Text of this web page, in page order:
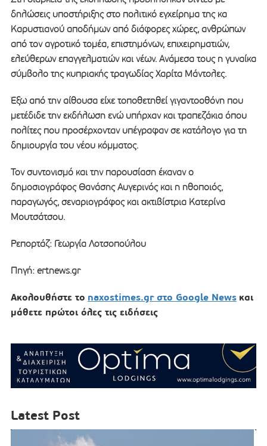
δηλώσεις υποστήριξης στο πολιτικό εγχείρημα της κα
Καρυστιανού αποδήμων από διάφορες χώρες, ανθρώπων
από τον αγροτικό τομέα, επιστημόνων, επιχειρηματιών,
ελεύθερων επαγγελματιών και νέων. Ανάμεσα τους η γυναίκα
σύμβολο της κυπριακής τραγωδίας Χαρίτα Μάντολες.
Έξω από την αίθουσα είχε τοποθετηθεί γιγαντοοθόνη που
μετέδιδε την εκδήλωση ενώ υπήρχαν και τραπεζάκια όπου
πολίτες που προσέρχονταν υπέγραφαν σε κατάλογο για τη
δημιουργία του νέου κόμματος.
Τον συντονισμό και την παρουσίαση έκαναν ο
δημοσιογράφος Θανάσης Αυγερινός και η ηθοποιός,
παραγωγός, σεναριογράφος και ακτιβίστρια Κατερίνα
Μουτσάτσου.
Ρεπορτάζ: Γεωργία Λοτσοπούλου
Πηγή: ertnews.gr
Ακολουθήστε το naxostimes.gr στο Google News και
μάθετε πρώτοι όλες τις ειδήσεις
Latest Post